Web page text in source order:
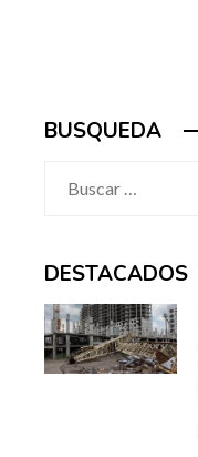
BUSQUEDA
DESTACADOS